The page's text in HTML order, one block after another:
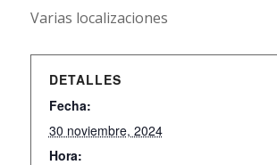
Varias localizaciones
DETALLES
Fecha:
30 noviembre, 2024
Hora: